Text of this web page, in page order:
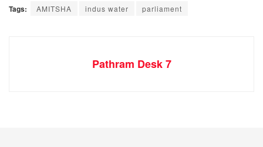
Tags: AMITSHA indus water parliament
Pathram Desk 7